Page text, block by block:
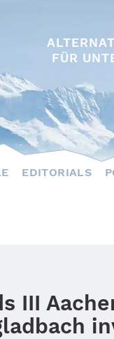
FÜR
EDITORIALS
III